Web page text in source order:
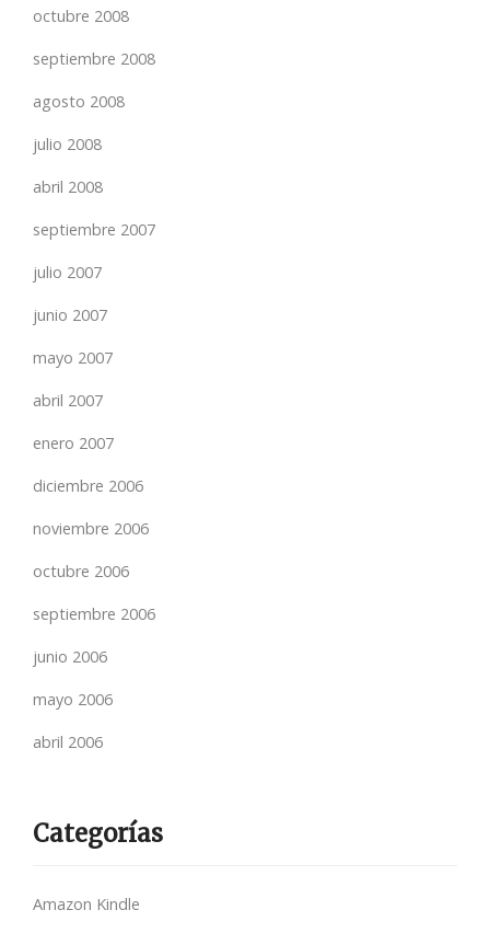
octubre 2008
septiembre 2008
agosto 2008
julio 2008
abril 2008
septiembre 2007
julio 2007
junio 2007
mayo 2007
abril 2007
enero 2007
diciembre 2006
noviembre 2006
octubre 2006
septiembre 2006
junio 2006
mayo 2006
abril 2006
Categorías
Amazon Kindle